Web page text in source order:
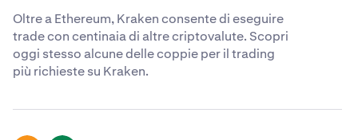
Oltre a Ethereum, Kraken consente di eseguire
trade con centinaia di altre criptovalute. Scopri
oggi stesso alcune delle coppie per il trading
più richieste su Kraken.